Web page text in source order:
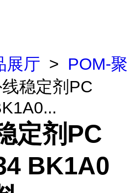
展厅 > POM-聚
稳定剂PC
定剂PC
BK1A0